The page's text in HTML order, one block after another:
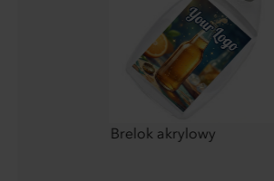
Brelok akrylowy